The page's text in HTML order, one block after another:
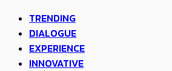
TRENDING
DIALOGUE
EXPERIENCE
INNOVATIVE